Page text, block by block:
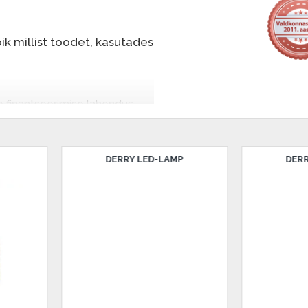
millist toodet, kasutades
lahendus,
eest hiljem tasuda.
0 €, igakuine
Dārzciema tänaval 91,
ID, eParaksts eID,
DERRY LED-LAMP LAELAMP PARIS